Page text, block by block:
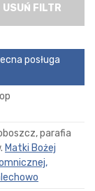
USUŃ FILTR
posługa
parafia
Matki Bożej